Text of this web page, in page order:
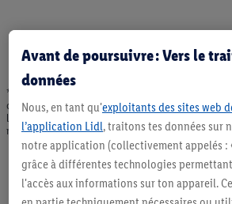
* Offres valables dans la limite des stocks disponibles.
quantités usuelles pour un ménage. Vendu sans
l'objet de la publicité, notamment les produits
notre assortiment de produits permanents. Ill.
Avant de poursuivre : Vers le
données
Nous, en tant qu'exploitants des sites web
l’application Lidl, traitons tes données sur
notre application (collectivement appelés :
grâce à différentes technologies
l'accès aux informations sur ton appareil.